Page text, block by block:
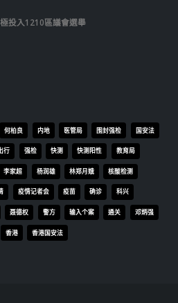
投入1210區議會選舉
何柏良 内地 医管局 围封强检 国安法
行 强检 快测 快测阳性 教育局
李家超 杨润雄 林郑月娥 核酸检测
疫情记者会 疫苗 确诊 科兴
聂德权 警方 输入个案 通关 邓炳强
香港 香港国安法